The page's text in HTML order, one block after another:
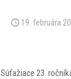
19. februára
Súťažiace 23.